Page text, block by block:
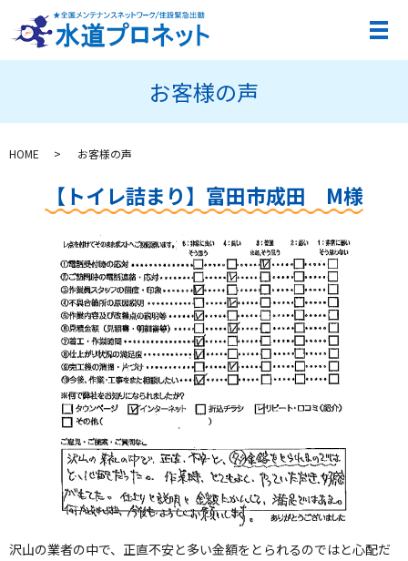
メ
お客様の声
HOME お客様の声
【トイレ詰まり】富田市成田 M様
沢山の業者の中で、正直不安と多い金額をとられるのではと心配だ